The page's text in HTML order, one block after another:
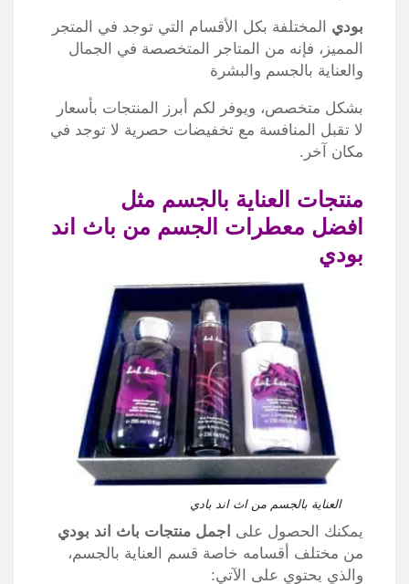
بودي المختلفة بكل الأقسام التي توجد في المتجر
المميز، فإنه من المتاجر المتخصصة في الجمال
والعناية بالجسم والبشرة
بشكل متخصص، ويوفر لكم أبرز المنتجات بأسعار
لا تقبل المنافسة مع تخفيضات حصرية لا توجد في
مكان آخر.
منتجات العناية بالجسم مثل
افضل معطرات الجسم من باث اند
بودي
العناية بالجسم من اث اند بادي
يمكنك الحصول على اجمل منتجات باث اند بودي
من مختلف أقسامه خاصة قسم العناية بالجسم،
والذي يحتوي على الآتي: